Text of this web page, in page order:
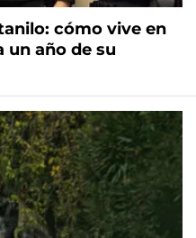
cómo vive en
un año de su